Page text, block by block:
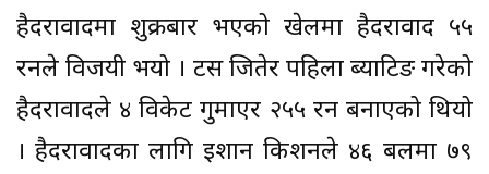
हैदरावादमा शुक्रबार भएको खेलमा हैदरावाद ५५
रनले विजयी भयो । टस जितेर पहिला ब्याटिङ गरेको
हैदरावादले ४ विकेट गुमाएर २५५ रन बनाएको थियो
। हैदरावादका लागि इशान किशनले ४६ बलमा ७९